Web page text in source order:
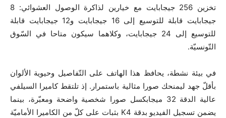
تخزين 256 جيجابايت مع خيارين لذاكرة الوصول العشوائي: 8
جيجابايت قابلة للتوسيع إلى 16 جيجابايت و12 جيجابايت قابلة
للتوسيع إلى 24 جيجابايت، وكلاهما سيكون متاحا في السّوق
التّونسيّة.
في بيئة نشطة، يحافظ هذا الهاتف على التّفاصيل وحيوية الألوان
بأقلّ جهد ليمنحك صورا مثالية باستمرار. إذ تلتقط كاميرا السيلفي
عالية الدقة 32 ميجابكسل صورا شخصية واضحة ومعبّرة، بينما
يضمن تسجيل الفيديو بدقة K4 بثبات على كلّ من الكاميرا الأماميّة